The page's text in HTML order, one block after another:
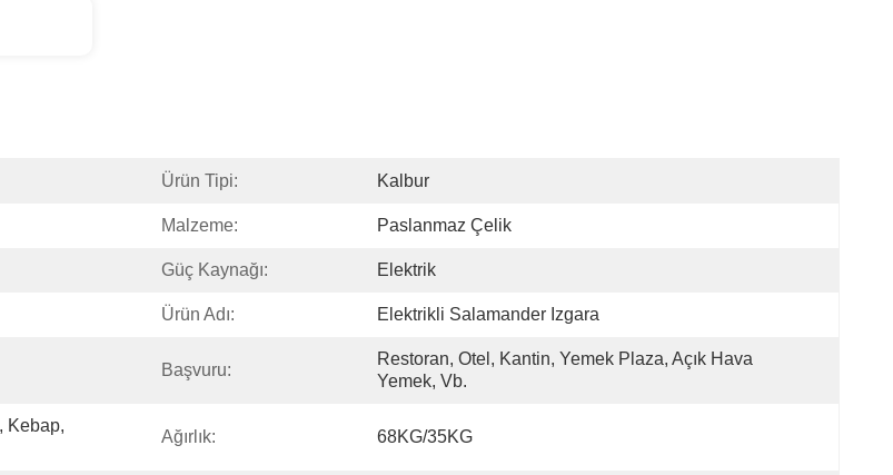
Ürün Tipi: Kalbur
Malzeme: Paslanmaz Çelik
Güç Kaynağı: Elektrik
Ürün Adı: Elektrikli Salamander Izgara
Başvuru:
Restoran, Otel, Kantin, Yemek Plaza, Açık Hava
Yemek, Vb.
Kebap,
Ağırlık: 68KG/35KG